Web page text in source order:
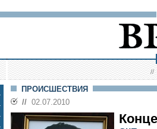
//
ПРОИСШЕСТВИЯ
// 02.07.2010